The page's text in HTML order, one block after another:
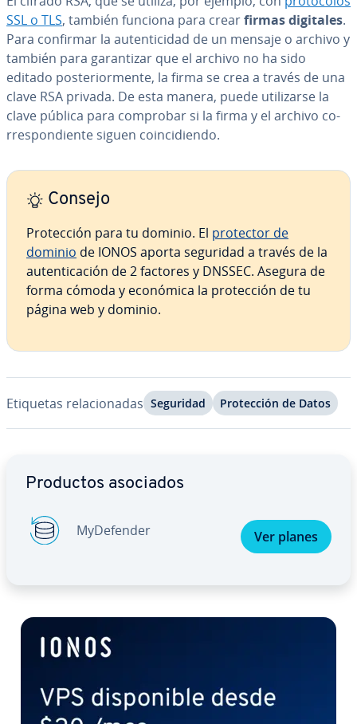
SSL o TLS, también funciona para crearfirmas digitales.
Para confirmar la au­te­n­ti­ci­dad de un mensaje o archivo y
también para ga­ra­n­ti­zar que el archivo no ha sido
editado po­s­te­rio­r­me­n­te, la firma se crea a través de una
clave RSA privada. De esta manera, puede uti­li­zar­se la
clave pública para comprobar si la firma y el archivo co­
rre­s­po­n­die­n­te siguen coin­ci­die­n­do.
Consejo
Pro­te­c­ción para tu dominio. El protector de
dominio de IONOS aporta seguridad a través de la
au­te­n­ti­ca­ción de 2 factores y DNSSEC. Asegura de
forma cómoda y económica la pro­te­c­ción de tu
página web y dominio.
Etiquetas re­la­cio­na­das Seguridad Pro­te­c­ción de Datos
Productos asociados
My­De­fe­n­der Ver planes